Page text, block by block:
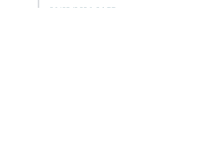
06/08/2026 04:55